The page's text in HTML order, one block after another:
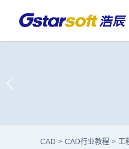
CAD > CAD行业教程 > 工